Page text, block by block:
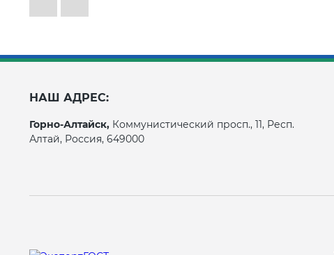
НАШ АДРЕС:
Горно-Алтайск, Коммунистический просп., 11, Респ.
Алтай, Россия, 649000